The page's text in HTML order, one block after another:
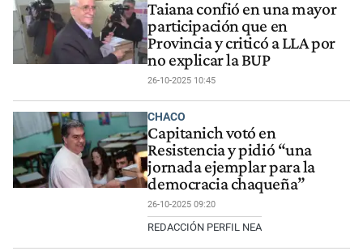
Taiana confió en una mayor
participación que en
Provincia y criticó a LLA por
no explicar la BUP
26-10-2025 10:45
CHACO
Capitanich votó en
Resistencia y pidió “una
jornada ejemplar para la
democracia chaqueña”
26-10-2025 09:20
REDACCIÓN PERFIL NEA